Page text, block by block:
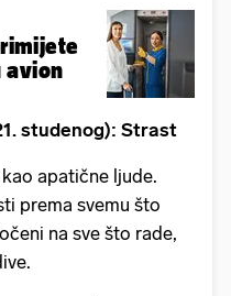
avion
studenog): Strast
apatične ljude.
prema svemu što
na sve što rade,